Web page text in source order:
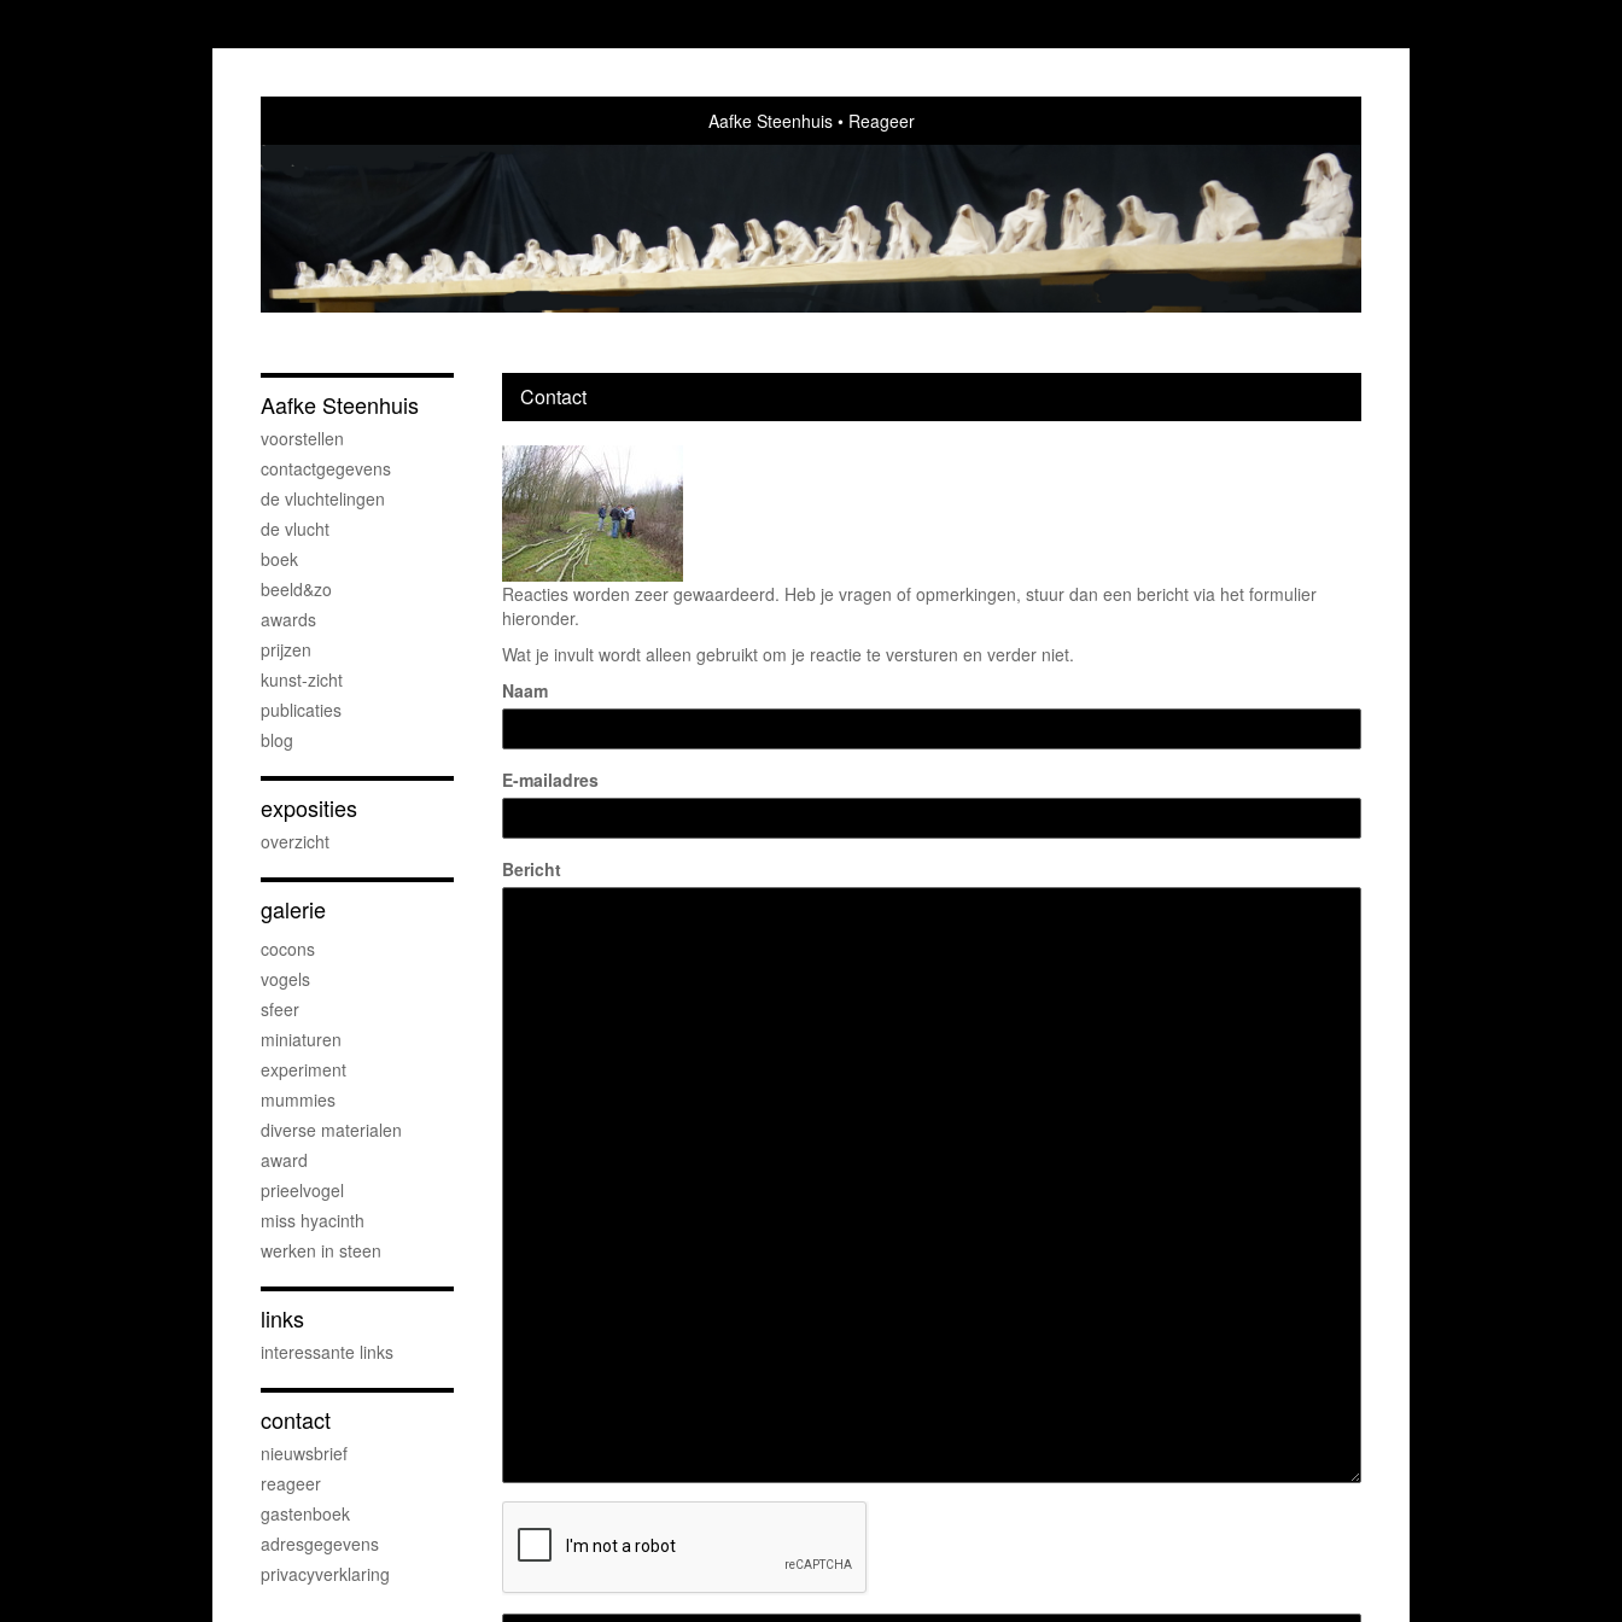
Aafke Steenhuis Reageer
Contact
Reacties worden zeer gewaardeerd. Heb je vragen of opmerkingen, stuur dan een bericht via het formulier
hieronder.
Wat je invult wordt alleen gebruikt om je reactie te versturen en verder niet.
Naam
E-mailadres
Bericht
Aafke Steenhuis
voorstellen
contactgegevens
de vluchtelingen
de vlucht
boek
beeld&zo
awards
prijzen
kunst-zicht
publicaties
blog
exposities
overzicht
galerie
cocons
vogels
sfeer
miniaturen
experiment
mummies
diverse materialen
award
prieelvogel
miss hyacinth
werken in steen
links
interessante links
contact
nieuwsbrief
reageer
gastenboek
adresgegevens
privacyverklaring